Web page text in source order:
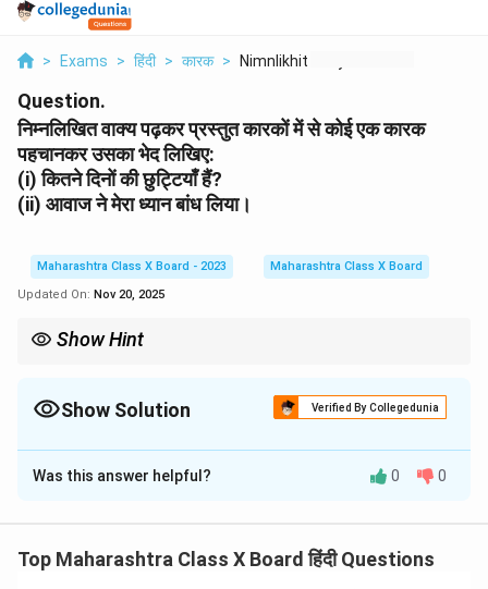
> Exams > हिंदी > कारक > Nimnlikhit Vakya Pad...
Question.
निम्नलिखित वाक्य पढ़कर प्रस्तुत कारकों में से कोई एक कारक
पहचानकर उसका भेद लिखिए:
(i) कितने दिनों की छुट्टियाँ हैं?
(ii) आवाज ने मेरा ध्यान बांध लिया।
Maharashtra Class X Board - 2023
Maharashtra Class X Board
Updated On: Nov 20, 2025
Show Hint
Show Solution Verified By Collegedunia
Solution and Explanation
Step 1: 'कितने दिनों की छुट्टियाँ हैं?' कारक भेद
समय के कारक का उदाहरण है।
Was this answer helpful? 0 0
Top Maharashtra Class X Board हिंदी Questions